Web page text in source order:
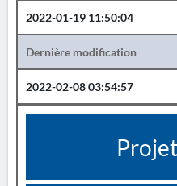
2022-01-19 11:50:04
Dernière modification
2022-02-08 03:54:57